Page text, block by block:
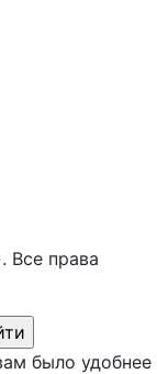
Все права
было удобнее